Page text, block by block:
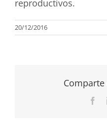
reproductivos.
20/12/2016